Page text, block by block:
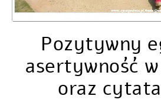
Pozytywny
asertywność
oraz